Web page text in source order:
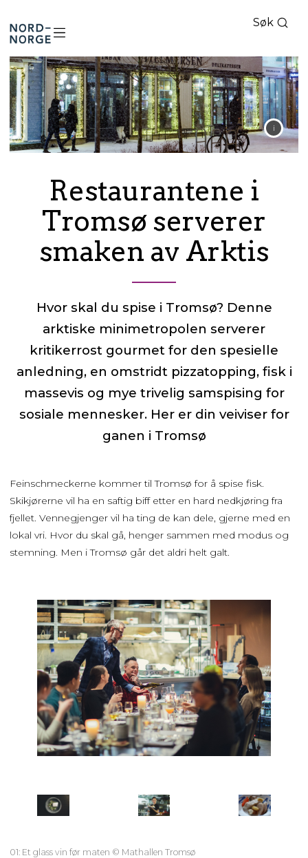
Nord-
Norge
Søk
Restaurantene i
Tromsø serverer
smaken av Arktis
Hvor skal du spise i Tromsø? Denne
arktiske minimetropolen serverer
kritikerrost gourmet for den spesielle
anledning, en omstridt pizzatopping, fisk i
massevis og mye trivelig samspising for
sosiale mennesker. Her er din veiviser for
ganen i Tromsø
Feinschmeckerne kommer til Tromsø for å spise fisk.
Skikjørerne vil ha en saftig biff etter en hard nedkjøring fra
fjellet. Vennegjenger vil ha ting de kan dele, gjerne med en
lokal vri. Hvor du skal gå, henger sammen med modus og
stemning. Men i Tromsø går det aldri helt galt.
01: Et glass vin før maten © Mathallen Tromsø